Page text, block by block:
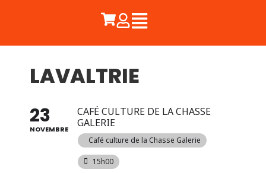
LAVALTRIE
23
NOVEMBRE
CAFÉ CULTURE DE LA CHASSE
GALERIE
Café culture de la Chasse Galerie
15h00